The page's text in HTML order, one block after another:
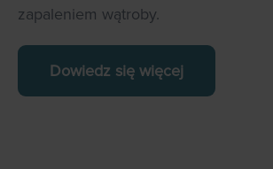
zapaleniem wątroby.
Dowiedz się więcej